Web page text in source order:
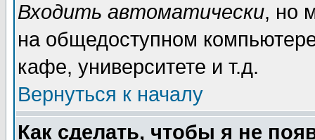
Входить автоматически, но
на общедоступном
кафе, университете и т.д.
Вернуться к началу
Как сделать, чтобы я не